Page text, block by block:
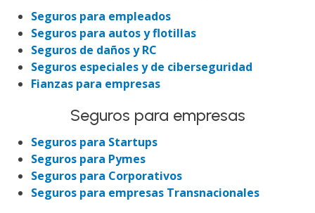
Seguros para empleados
Seguros para autos y flotillas
Seguros de daños y RC
Seguros especiales y de ciberseguridad
Fianzas para empresas
Seguros para empresas
Seguros para Startups
Seguros para Pymes
Seguros para Corporativos
Seguros para empresas Transnacionales